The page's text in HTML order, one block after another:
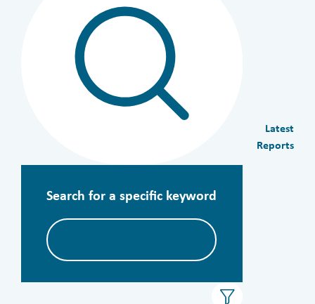
Latest
Reports
Search for a specific keyword